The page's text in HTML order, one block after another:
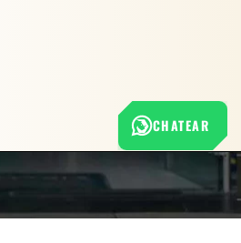
empresa
CHATEAR